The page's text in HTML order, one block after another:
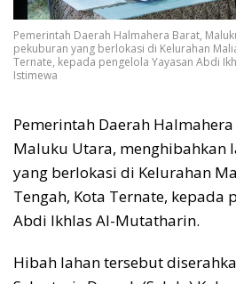
Pemerintah Daerah Halmahera Barat,
pekuburan yang berlokasi di Kelurahan
Ternate, kepada pengelola Yayasan Abdi
Istimewa
Pemerintah Daerah
Maluku Utara, menghibahkan
yang berlokasi di Kelurahan
Tengah, Kota Ternate, kepada
Abdi Ikhlas Al-Mutatharin.
Hibah lahan tersebut